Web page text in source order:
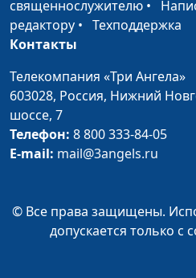
Уметь слышать Бога
Уметь слышать Бога
(лето)
Уметь слышать Бога
(зима)
(весна)
священнослужителю •
редактору • Техподдержка
Контакты
Телекомпания «Три Ангела»
603028, Россия, Нижний
шоссе, 7
Телефон: 8 800 333-84-05
E-mail: mail@3angels.ru
© Все права защищены.
допускается только с